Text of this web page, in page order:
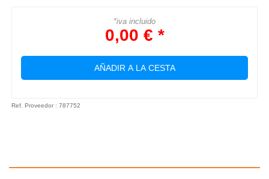
*iva incluido
0,00 € *
AÑADIR A LA CESTA
Ref. Proveedor : 787752